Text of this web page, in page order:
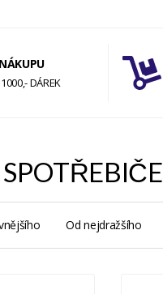
DÁREK
Od nejdražšího